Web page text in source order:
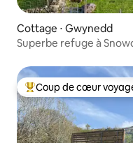
Cottage ⋅ Gwynedd
Superbe refuge à
Coups de cœur
Coup de cœur